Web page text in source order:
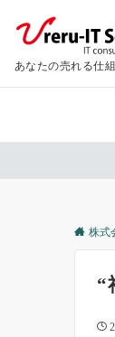
あなたの売れる仕
株式
“